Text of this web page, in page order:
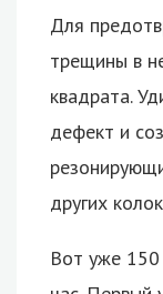
Для
трещины в
квадрата.
дефект и
других
Вот уже 150